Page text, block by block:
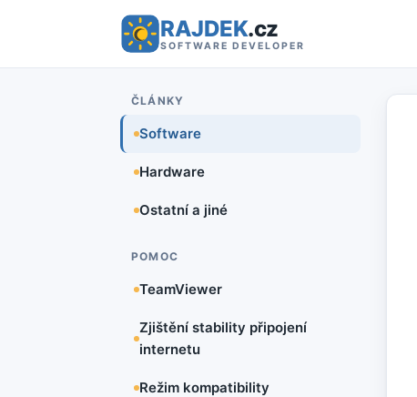
RAJDEK.cz
SOFTWARE DEVELOPER
ČLÁNKY
Software
Hardware
Ostatní a jiné
POMOC
TeamViewer
Zjištění stability připojení
internetu
Režim kompatibility